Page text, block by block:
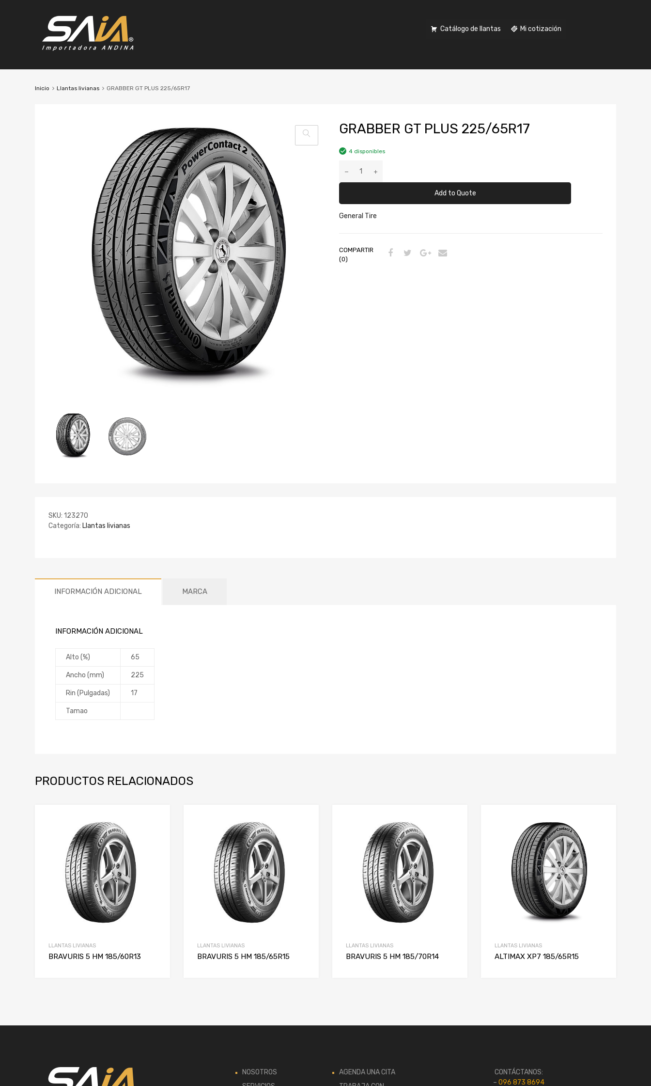
Mi cotización
Catálogo de llantas
Inicio Llantas livianas GRABBER GT PLUS 225/65R17
GRABBER GT PLUS 225/65R17
4 disponibles
Add to Quote
General Tire
COMPARTIR
(0)
SKU: 123270
Categoría: Llantas livianas
INFORMACIÓN ADICIONAL MARCA
INFORMACIÓN ADICIONAL
Alto (%) 65
Ancho (mm) 225
Rin (Pulgadas) 17
Tamao
PRODUCTOS RELACIONADOS
LLANTAS LIVIANAS
BRAVURIS 5 HM 185/60R13
LLANTAS LIVIANAS
BRAVURIS 5 HM 185/65R15
LLANTAS LIVIANAS
BRAVURIS 5 HM 185/70R14
LLANTAS LIVIANAS
ALTIMAX XP7 185/65R15
NOSOTROS
AGENDA UNA CITA
CONTÁCTANOS:
–096 873 8694